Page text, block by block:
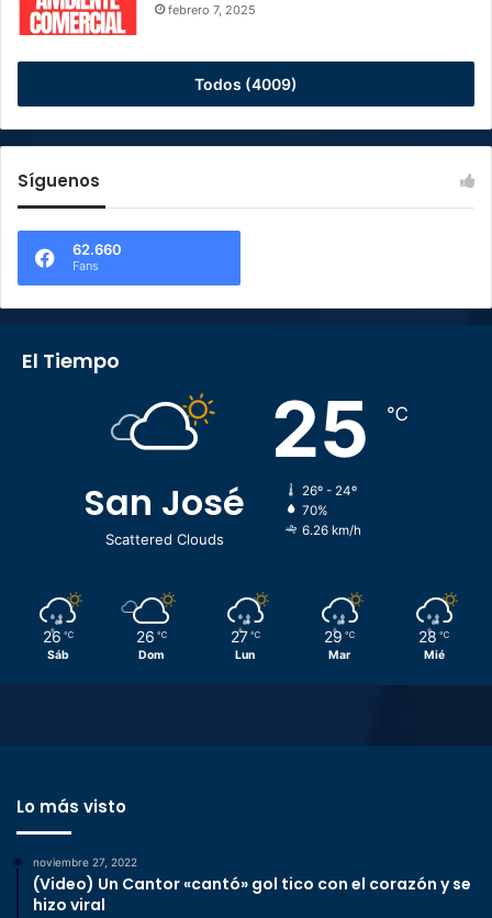
febrero 7, 2025
Todos (4009)
Síguenos
62.660
Fans
El Tiempo
San José
Scattered Clouds
25 ℃
26º - 24º
70%
6.26 km/h
26 ℃
Sáb
26 ℃
Dom
27 ℃
Lun
29 ℃
Mar
28 ℃
Mié
Lo más visto
noviembre 27, 2022
(Video) Un Cantor «cantó» gol tico con el corazón y se
hizo viral